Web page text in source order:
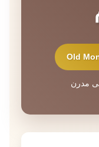
Old
مدرن